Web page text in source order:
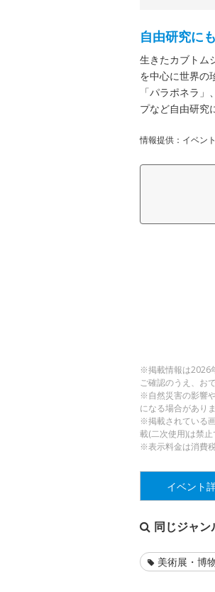
自由研究に
生きたカブトム
を中心に世界の
「パラポネラ
プなど自由研究
情報提供：イベン
※掲載情報は2026
ご確認のうえ、お
※自然災害の影響
になる場合がありま
※掲載されている
載(二次使用)は禁止
※表示料金は消費
イベント
同じジャン
美術展・博